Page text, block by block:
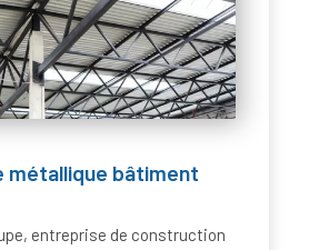
métallique bâtiment
entreprise de construction